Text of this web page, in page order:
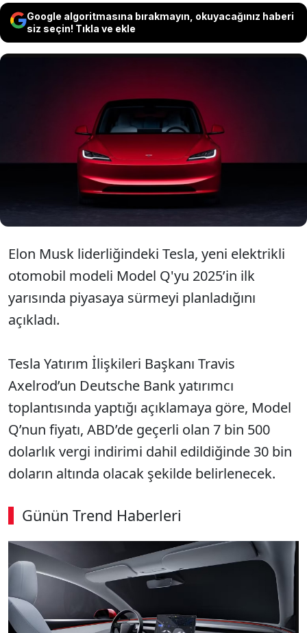
Google algoritmasına bırakmayın, okuyacağınız haberi
siz seçin! Tıkla ve ekle
Elon Musk’ın sahibi olduğu Tesla, uygun
fiyatlı yeni elektrikli otomobil modeli
“Model Q”yu 2025’in ilk yarısında piyasaya
sürmeye hazırlanıyor.
Elon Musk liderliğindeki Tesla, yeni elektrikli
otomobil modeli Model Q'yu 2025’in ilk
yarısında piyasaya sürmeyi planladığını
açıkladı.
Tesla Yatırım İlişkileri Başkanı Travis
Axelrod’un Deutsche Bank yatırımcı
toplantısında yaptığı açıklamaya göre, Model
Q’nun fiyatı, ABD’de geçerli olan 7 bin 500
dolarlık vergi indirimi dahil edildiğinde 30 bin
doların altında olacak şekilde belirlenecek.
Günün Trend Haberleri